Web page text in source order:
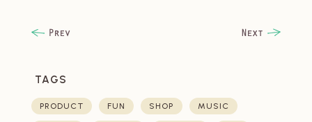
TAGS
PRODUCT FUN SHOP MUSIC